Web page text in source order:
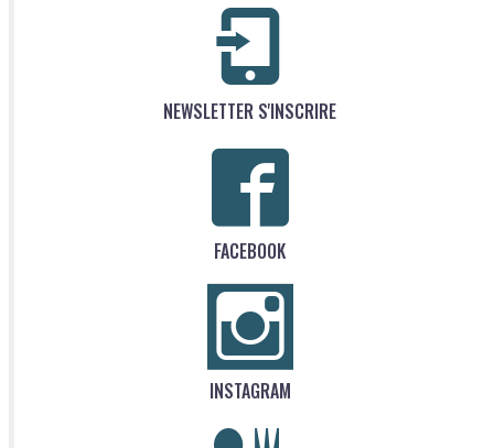
NEWSLETTER S'INSCRIRE
FACEBOOK
INSTAGRAM